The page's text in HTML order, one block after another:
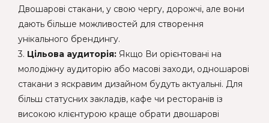
Двошарові стакани, у свою чергу, дорожчі, але вони
дають більше можливостей для створення
унікального брендингу.
3. Цільова аудиторія: Якщо Ви орієнтовані на
молодіжну аудиторію або масові заходи, одношарові
стакани з яскравим дизайном будуть актуальні. Для
більш статусних закладів, кафе чи ресторанів із
високою клієнтурою краще обрати двошарові